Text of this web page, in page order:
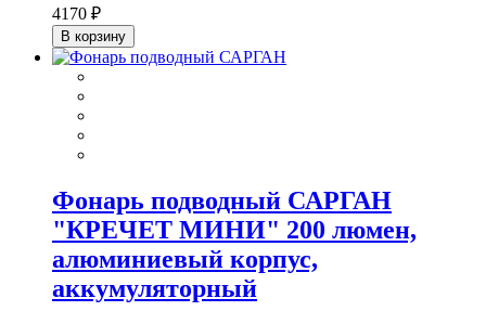
4170 ₽
В корзину
Фонарь подводный САРГАН
"КРЕЧЕТ МИНИ" 200 люмен,
алюминиевый корпус,
аккумуляторный